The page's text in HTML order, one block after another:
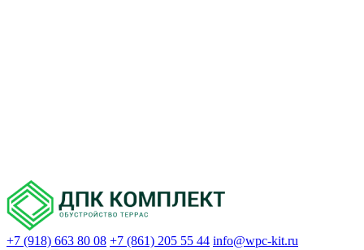
+7 (918) 663 80 08 +7 (861) 205 55 44 info@wpc-kit.ru